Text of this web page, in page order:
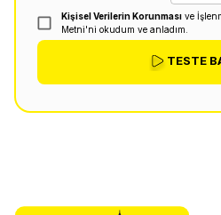
Kişisel Verilerin Korunması ve
Metni'ni okudum ve anladım.
TESTE